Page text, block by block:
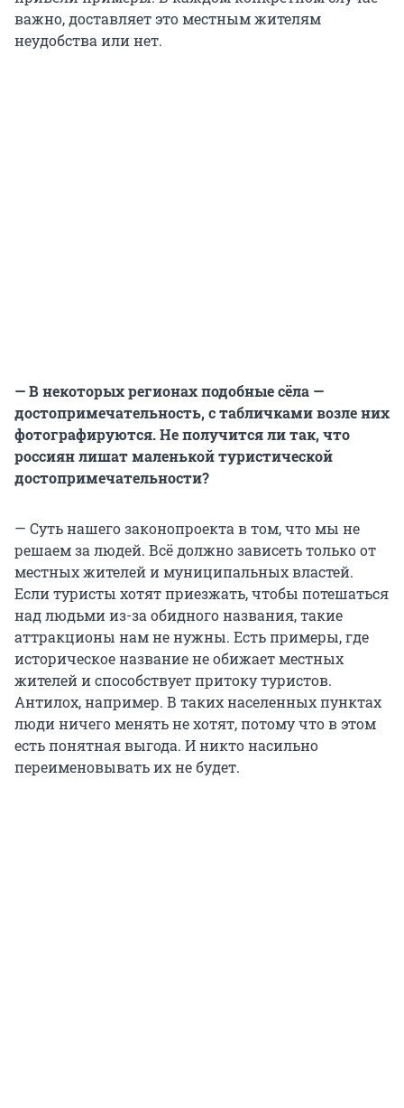
важно, доставляет это местным жителям
неудобства или нет.
— В некоторых регионах подобные сёла —
достопримечательность, с табличками возле них
фотографируются. Не получится ли так, что
россиян лишат маленькой туристической
достопримечательности?
— Суть нашего законопроекта в том, что мы не
решаем за людей. Всё должно зависеть только от
местных жителей и муниципальных властей.
Если туристы хотят приезжать, чтобы потешаться
над людьми из-за обидного названия, такие
аттракционы нам не нужны. Есть примеры, где
историческое название не обижает местных
жителей и способствует притоку туристов.
Антилох, например. В таких населенных пунктах
люди ничего менять не хотят, потому что в этом
есть понятная выгода. И никто насильно
переименовывать их не будет.